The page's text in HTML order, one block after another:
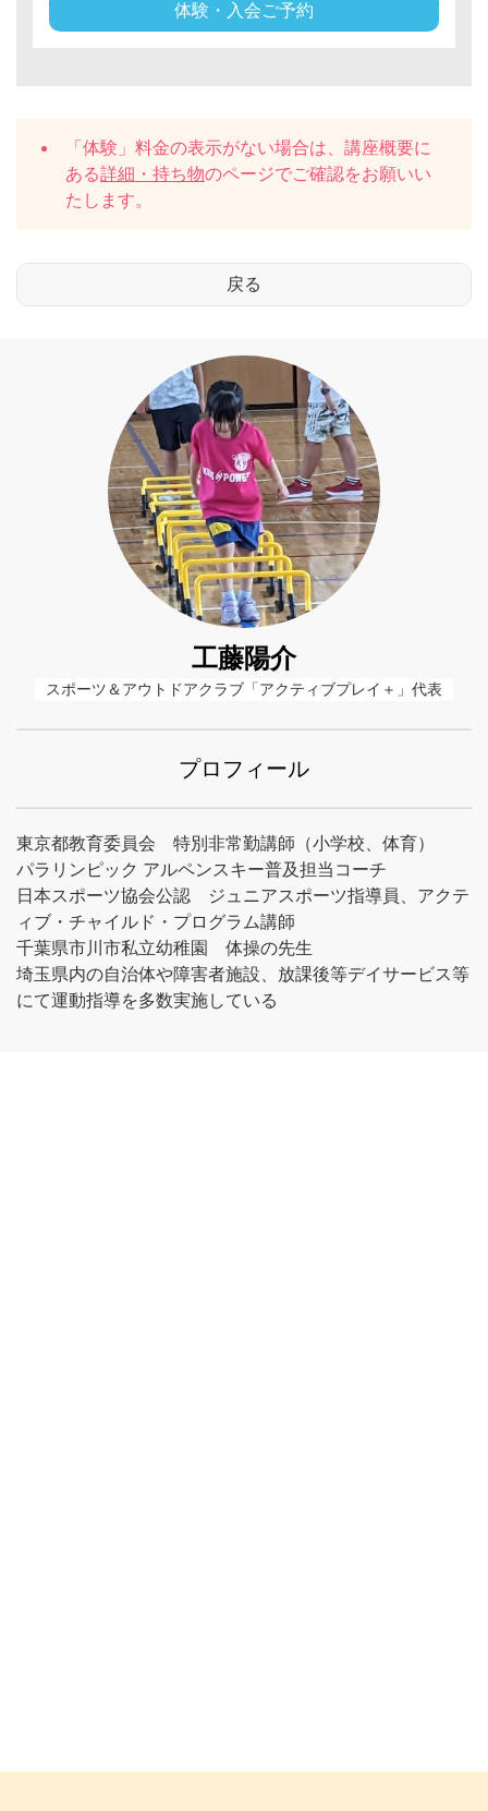
体験・入会ご予約
「体験」料金の表示がない場合は、講座概要に
ある詳細・持ち物のページでご確認をお願いい
たします。
工藤陽介
スポーツ＆アウトドアクラブ「アクティブプレイ＋」代表
プロフィール
東京都教育委員会 特別非常勤講師（小学校、体育）
パラリンピック アルペンスキー普及担当コーチ
日本スポーツ協会公認 ジュニアスポーツ指導員、アクテ
ィブ・チャイルド・プログラム講師
千葉県市川市私立幼稚園 体操の先生
埼玉県内の自治体や障害者施設、放課後等デイサービス等
にて運動指導を多数実施している